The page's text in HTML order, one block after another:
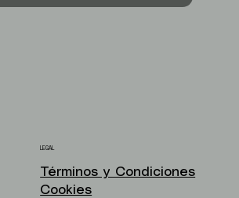
LEGAL
Términos y Condiciones
Cookies